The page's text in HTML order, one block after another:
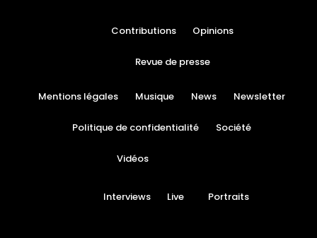
Contributions Opinions
Revue de presse
Mentions légales Musique News Newsletter
Politique de confidentialité Société
Vidéos
Interviews Live Portraits